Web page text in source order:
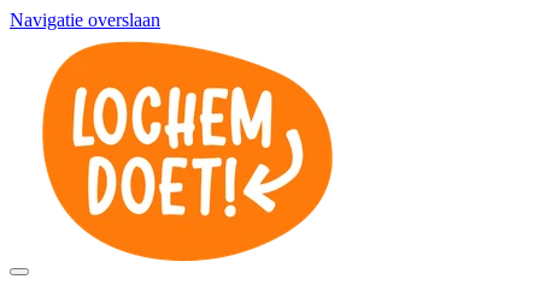
Navigatie overslaan